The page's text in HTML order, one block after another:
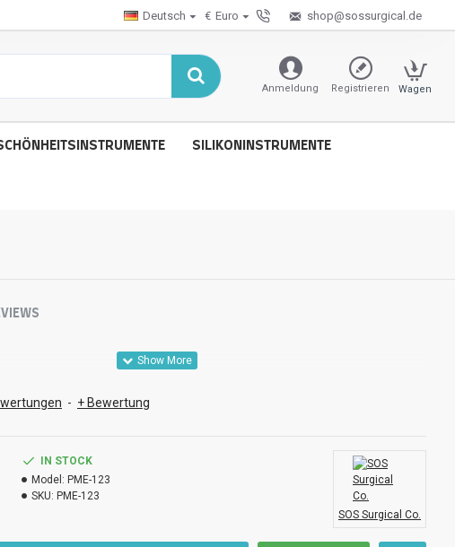
Deutsch € Euro shop@sossurgical.de
Anmeldung Registrieren Wagen
SILIKONINSTRUMENTE
- + Bewertung
IN STOCK
Model: PME-123
SKU: PME-123
SOS Surgical Co.